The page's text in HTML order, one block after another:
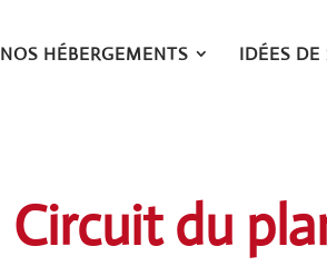
NOS HÉBERGEMENTS IDÉES DE
Circuit du